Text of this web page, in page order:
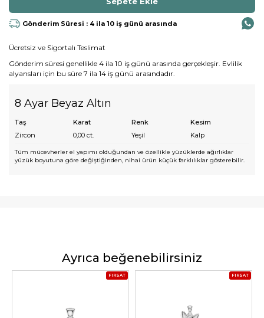
Gönderim Süresi : 4 ila 10 iş günü arasında
Ücretsiz ve Sigortalı Teslimat
Gönderim süresi genellikle 4 ila 10 iş günü arasında gerçekleşir. Evlilik
alyansları için bu süre 7 ila 14 iş günü arasındadır.
8 Ayar Beyaz Altın
Taş Karat Renk
Kesim
Zircon
0,00 ct. Yeşil Kalp
Tüm mücevherler el yapımı olduğundan ve özellikle yüzüklerde ağırlıklar
yüzük boyutuna göre değiştiğinden, nihai ürün küçük farklılıklar gösterebilir.
Ayrıca beğenebilirsiniz
FIRSAT FIRSAT